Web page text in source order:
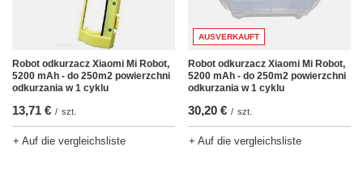
Robot odkurzacz Xiaomi Mi Robot,
5200 mAh - do 250m2 powierzchni
odkurzania w 1 cyklu
13,71 € / szt.
+ Auf die vergleichsliste
AUSVERKAUFT
Robot odkurzacz Xiaomi Mi Robot,
5200 mAh - do 250m2 powierzchni
odkurzania w 1 cyklu
30,20 € / szt.
+ Auf die vergleichsliste